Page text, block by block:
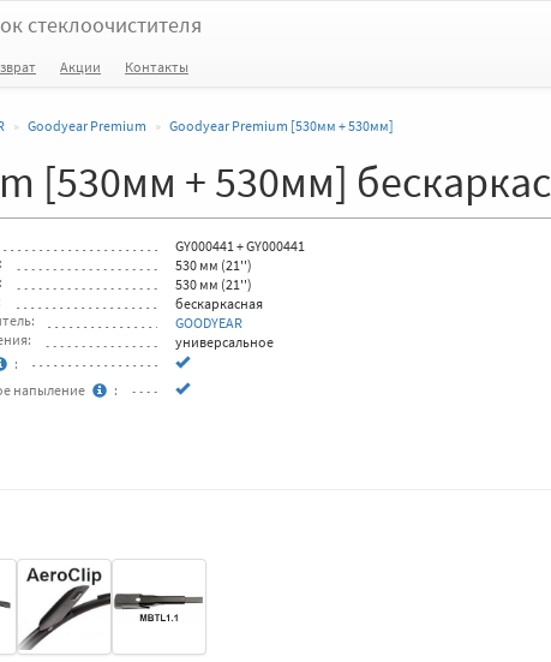
стеклоочистителя
Акции Контакты
Goodyear Premium Goodyear Premium [530мм + 530мм]
[530мм + 530мм]
GY000441 + GY000441
530 мм (21'')
530 мм (21'')
бескаркасная
GOODYEAR
универсальное
:
напыление
: